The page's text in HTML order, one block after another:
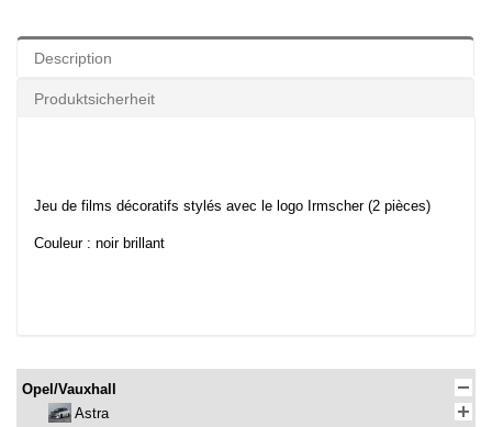
Description
Produktsicherheit
Jeu de films décoratifs stylés avec le logo Irmscher (2 pièces)
Couleur : noir brillant
Opel/Vauxhall
Astra